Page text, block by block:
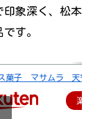
印象深く、松本
す。
菓子 マサムラ 天守
楽